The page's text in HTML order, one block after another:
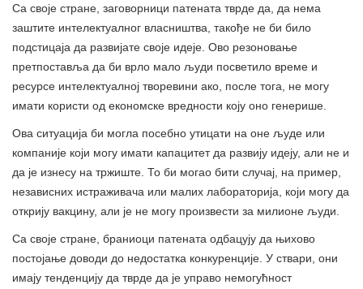
Са своје стране, заговорници патената тврде да, да нема
заштите интелектуалног власништва, такође не би било
подстицаја да развијате своје идеје. Ово резоновање
претпоставља да би врло мало људи посветило време и
ресурсе интелектуалној творевини ако, после тога, не могу
имати користи од економске вредности коју оно генерише.
Ова ситуација би могла посебно утицати на оне људе или
компаније који могу имати капацитет да развију идеју, али не и
да је изнесу на тржиште. То би могао бити случај, на пример,
независних истраживача или малих лабораторија, који могу да
открију вакцину, али је не могу произвести за милионе људи.
Са своје стране, браниоци патената одбацују да њихово
постојање доводи до недостатка конкуренције. У ствари, они
имају тенденцију да тврде да је управо немогућност